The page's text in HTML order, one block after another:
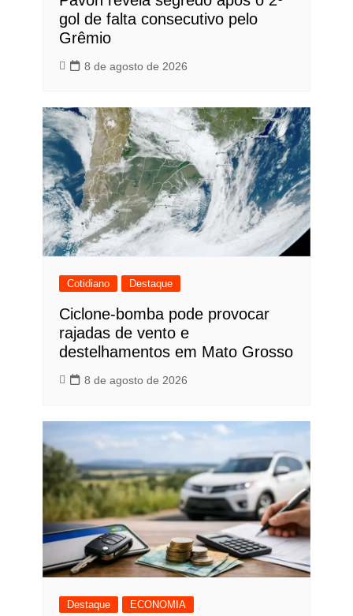
gol de falta consecutivo pelo
Grêmio
8 de agosto de 2026
Cotidiano Destaque
Ciclone-bomba pode provocar
rajadas de vento e
destelhamentos em Mato Grosso
8 de agosto de 2026
Destaque ECONOMIA